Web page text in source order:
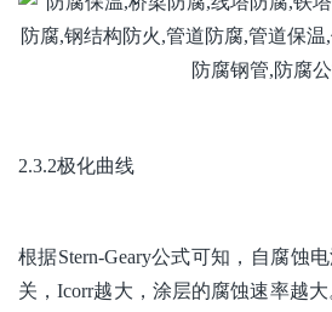
2.3.2极化曲线
根据Stern-Geary公式可知，自腐蚀
关，Icorr越大，涂层的腐蚀速率越